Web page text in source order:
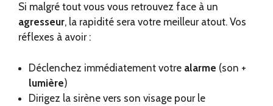
Si malgré tout vous vous retrouvez face à un
agresseur, la rapidité sera votre meilleur atout. Vos
réflexes à avoir :
Déclenchez immédiatement votre alarme (son +
lumière)
Dirigez la sirène vers son visage pour le